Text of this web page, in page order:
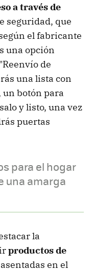
a través de
seguridad, que
el fabricante
una opción
de
una lista con
un botón para
y listo, una vez
puertas
para el hogar
una amarga
la
productos de
en el